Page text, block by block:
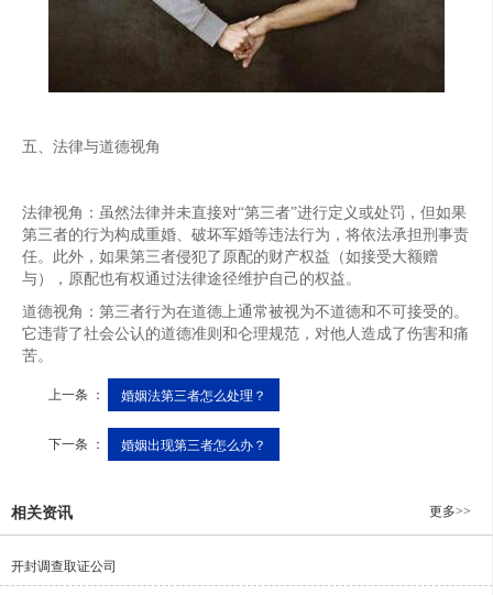
五、法律与道德视角
法律视角：虽然法律并未直接对“第三者”进行定义或处罚，但如果
第三者的行为构成重婚、破坏军婚等违法行为，将依法承担刑事责
任。此外，如果第三者侵犯了原配的财产权益（如接受大额赠
与），原配也有权通过法律途径维护自己的权益。
道德视角：第三者行为在道德上通常被视为不道德和不可接受的。
它违背了社会公认的道德准则和仑理规范，对他人造成了伤害和痛
苦。
上一条 ： 婚姻法第三者怎么处理？
下一条 ： 婚姻出现第三者怎么办？
相关资讯 更多>>
开封调查取证公司